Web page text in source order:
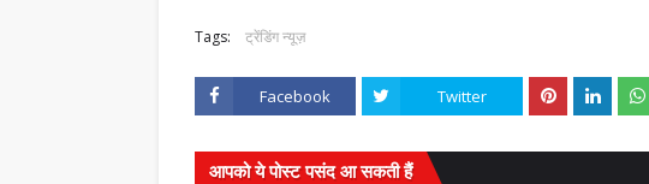
Tags: ट्रेंडिंग न्यूज़
Facebook Twitter
आपको ये पोस्ट पसंद आ सकती हैं